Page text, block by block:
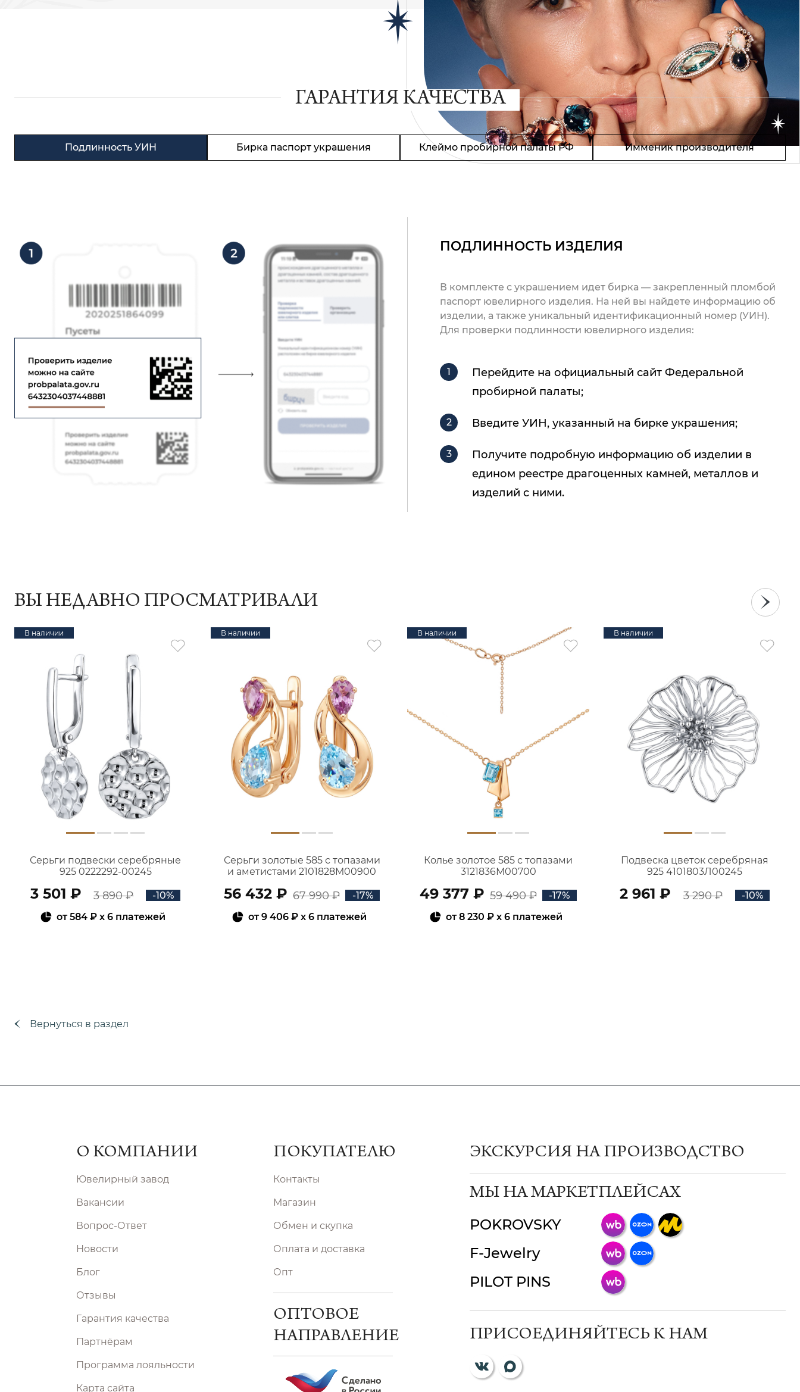
ГАРАНТИЯ КАЧЕСТВА
Подлинность УИН Бирка паспорт украшения Клеймо пробирной палаты РФ Имменик производителя
ПОДЛИННОСТЬ ИЗДЕЛИЯ
В комплекте с украшением идет бирка — закрепленный пломбой
паспорт ювелирного изделия. На ней вы найдете информацию об
изделии, а также уникальный идентификационный номер (УИН).
Для проверки подлинности ювелирного изделия:
Перейдите на официальный сайт Федеральной
пробирной палаты;
Введите УИН, указанный на бирке украшения;
Получите подробную информацию об изделии в
едином реестре драгоценных камней, металлов и
изделий с ними.
ВЫ НЕДАВНО ПРОСМАТРИВАЛИ
В наличии
Серьги подвески серебряные
925 0222292-00245
3 501 ₽ 3 890 ₽
-10%
от584 ₽ x 6 платежей
В наличии
Серьги золотые 585 с топазами
и аметистами 2101828М00900
56 432 ₽ 67 990 ₽
-17%
от9 406 ₽ x 6 платежей
В наличии
Колье золотое 585 с топазами
3121836М00700
49 377 ₽ 59 490 ₽
-17%
от8 230 ₽x 6 платежей
В наличии
Подвеска цветок серебряная
925 4101803Л00245
2 961 ₽ 3 290 ₽ -10%
Вернуться в раздел
О КОМПАНИИ
Ювелирный завод
Вакансии
Вопрос-Ответ
Новости
Блог
Отзывы
Гарантия качества
Партнёрам
Программа лояльности
Карта сайта
ПОКУПАТЕЛЮ
Контакты
Магазин
Обмен и скупка
Оплата и доставка
Опт
ОПТОВОЕ
НАПРАВЛЕНИЕ
ЭКСКУРСИЯ НА ПРОИЗВОДСТВО
МЫ НА МАРКЕТПЛЕЙСАХ
POKROVSKY
F-Jewelry
PILOT PINS
ПРИСОЕДИНЯЙТЕСЬ К НАМ
ChatApp
мессенджер!